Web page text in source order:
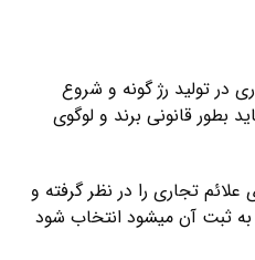
در تولید رژ گونه و شروع
بطور قانونی برند و لوگوی
تجاری را در نظر گرفته و
به ثبت آن میشود انتخاب شود